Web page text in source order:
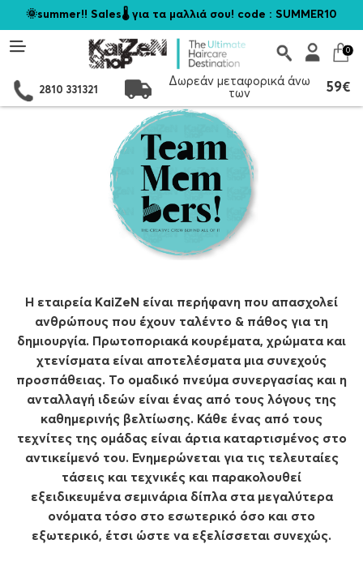
🌞summer!! Sales🌡️ για τα μαλλιά σου! code : SUMMER10
0
2810 331321
Δωρεάν μεταφορικά άνω
των
59€
Η εταιρεία KaiZeN είναι περήφανη που απασχολεί
ανθρώπους που έχουν ταλέντο & πάθος για τη
δημιουργία. Πρωτοποριακά κουρέματα, χρώματα και
χτενίσματα είναι αποτελέσματα μια συνεχούς
προσπάθειας. Το ομαδικό πνεύμα συνεργασίας και η
ανταλλαγή ιδεών είναι ένας από τους λόγους της
καθημερινής βελτίωσης. Κάθε ένας από τους
τεχνίτες της ομάδας είναι άρτια καταρτισμένος στο
αντικείμενό του. Ενημερώνεται για τις τελευταίες
τάσεις και τεχνικές και παρακολουθεί
εξειδικευμένα σεμινάρια δίπλα στα μεγαλύτερα
ονόματα τόσο στο εσωτερικό όσο και στο
εξωτερικό, έτσι ώστε να εξελίσσεται συνεχώς.